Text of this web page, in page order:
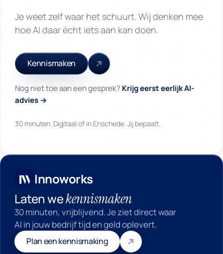
Je weet zelf waar het schuurt. Wij denken mee
hoe AI daar écht iets aan kan doen.
Kennismaken
Nog niet toe aan een gesprek? Krijg eerst eerlijk AI-
advies →
30 minuten. Digitaal of in Enschede. Jij bepaalt.
Innoworks
Innoworks
Laten wekennismaken
30 minuten, vrijblijvend. Je ziet direct waar
AI in jouw bedrijf tijd en geld oplevert.
Plan een kennismaking